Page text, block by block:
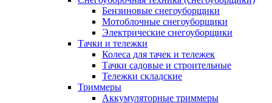
Бензиновые снегоуборщики
Мотоблочные снегоуборщики
Электрические снегоуборщики
Тачки и тележки
Колеса для тачек и тележек
Тачки садовые и строительные
Тележки складские
Триммеры
Аккумуляторные триммеры